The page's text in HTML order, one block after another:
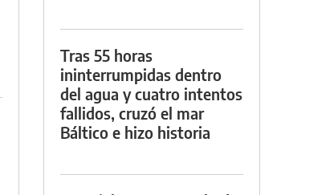
Tras 55 horas
ininterrumpidas dentro
del agua y cuatro intentos
fallidos, cruzó el mar
Báltico e hizo historia